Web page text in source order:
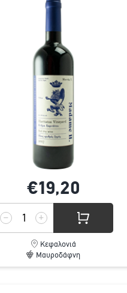
€19,20
Κεφαλονιά
Μαυροδάφνη